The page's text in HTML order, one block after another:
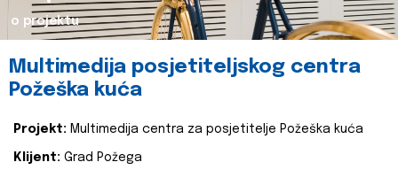
o projektu
Multimedija posjetiteljskog centra
Požeška kuća
Projekt: Multimedija centra za posjetitelje Požeška kuća
Klijent: Grad Požega